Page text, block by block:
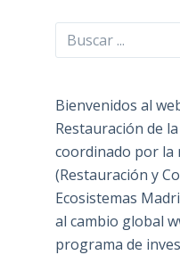
Buscar
Bienvenidos al
Restauración de
coordinado por la
(Restauración y
Ecosistemas
al cambio global
programa de